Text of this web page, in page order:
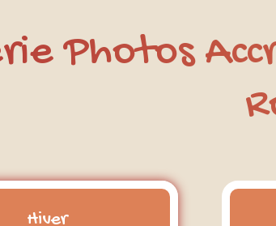
Photos
Hiver